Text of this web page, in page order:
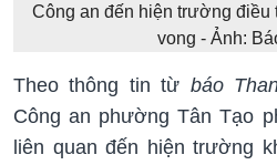
Công an đến hiện trường điều
vong - Ảnh:
Theo thông tin từ báo
Công an phường Tân Tạo
liên quan đến hiện trường